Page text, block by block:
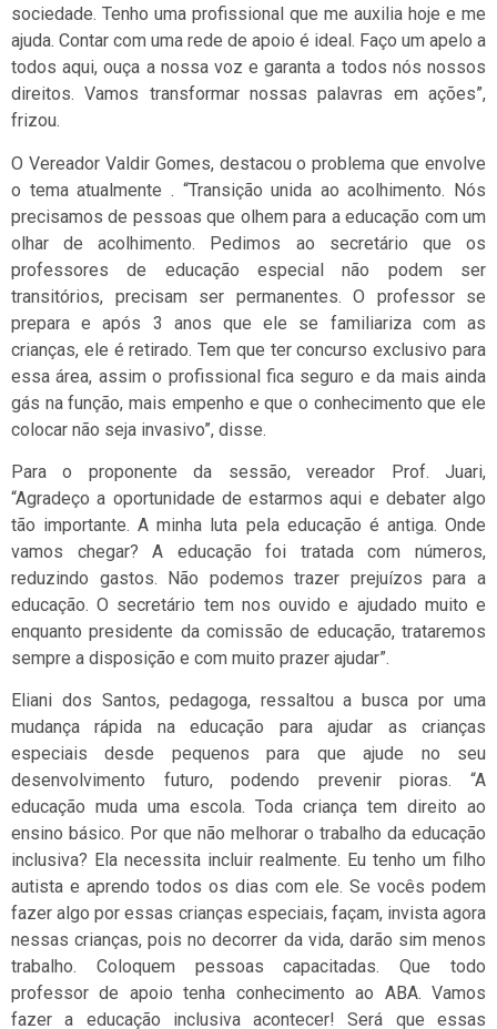
sociedade. Tenho uma profissional que me auxilia hoje e me
ajuda. Contar com uma rede de apoio é ideal. Faço um apelo a
todos aqui, ouça a nossa voz e garanta a todos nós nossos
direitos. Vamos transformar nossas palavras em ações”,
frizou.
O Vereador Valdir Gomes, destacou o problema que envolve
o tema atualmente . “Transição unida ao acolhimento. Nós
precisamos de pessoas que olhem para a educação com um
olhar de acolhimento. Pedimos ao secretário que os
professores de educação especial não podem ser
transitórios, precisam ser permanentes. O professor se
prepara e após 3 anos que ele se familiariza com as
crianças, ele é retirado. Tem que ter concurso exclusivo para
essa área, assim o profissional fica seguro e da mais ainda
gás na função, mais empenho e que o conhecimento que ele
colocar não seja invasivo”, disse.
Para o proponente da sessão, vereador Prof. Juari,
“Agradeço a oportunidade de estarmos aqui e debater algo
tão importante. A minha luta pela educação é antiga. Onde
vamos chegar? A educação foi tratada com números,
reduzindo gastos. Não podemos trazer prejuízos para a
educação. O secretário tem nos ouvido e ajudado muito e
enquanto presidente da comissão de educação, trataremos
sempre a disposição e com muito prazer ajudar”.
Eliani dos Santos, pedagoga, ressaltou a busca por uma
mudança rápida na educação para ajudar as crianças
especiais desde pequenos para que ajude no seu
desenvolvimento futuro, podendo prevenir pioras. “A
educação muda uma escola. Toda criança tem direito ao
ensino básico. Por que não melhorar o trabalho da educação
inclusiva? Ela necessita incluir realmente. Eu tenho um filho
autista e aprendo todos os dias com ele. Se vocês podem
fazer algo por essas crianças especiais, façam, invista agora
nessas crianças, pois no decorrer da vida, darão sim menos
trabalho. Coloquem pessoas capacitadas. Que todo
professor de apoio tenha conhecimento ao ABA. Vamos
fazer a educação inclusiva acontecer! Será que essas